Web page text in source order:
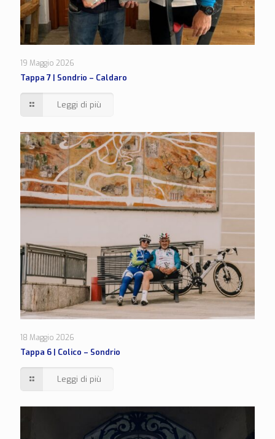
19 Maggio 2026
Tappa 7 | Sondrio – Caldaro
Leggi di più
18 Maggio 2026
Tappa 6 | Colico – Sondrio
Leggi di più